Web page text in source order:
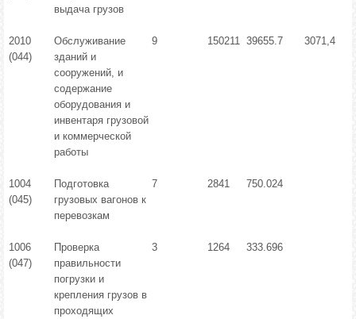
выдача грузов
2010
(044)
Обслуживание
зданий и
сооружений, и
содержание
оборудования и
инвентаря грузовой
и коммерческой
работы
9 150211 39655.7 3071,4
1004
(045)
Подготовка
грузовых вагонов к
перевозкам
7 2841 750.024
1006
(047)
Проверка
правильности
погрузки и
крепления грузов в
проходящих
3 1264 333.696